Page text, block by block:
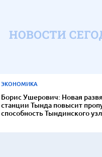
ЭКОНОМИКА
Борис Ушерович: Новая
станции Тында повысит
способность Тындинского